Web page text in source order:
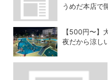
うめだ本店で
【500円〜】
夜だから涼し